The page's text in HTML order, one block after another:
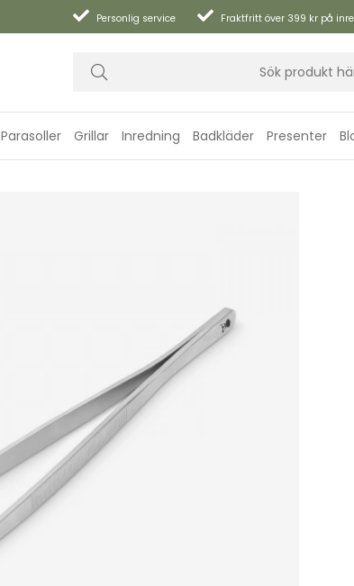
Personlig service Fraktfritt över 399 kr på
Parasoller Grillar Inredning Badkläder Presenter